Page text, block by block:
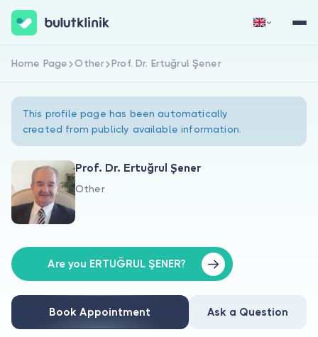
About Us
For Doctors
Are you a doctor?
Sign Up Now Sign In
Home Page Other Prof. Dr. Ertuğrul Şener
This profile page has been automatically
created from publicly available information.
Prof. Dr. Ertuğrul Şener
Other
Are you ERTUĞRUL ŞENER?
Book Appointment Ask a Question